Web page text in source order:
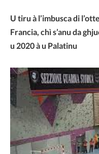
U tiru à l’imbusca di
Francia, chì s’anu da
u 2020 à u Palatinu